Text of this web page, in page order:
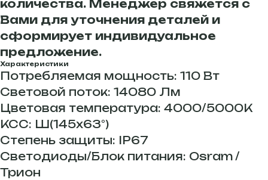
количества. Менеджер свяжется с
Вами для уточнения деталей и
сформирует индивидуальное
предложение.
Характеристики
Потребляемая мощность: 110 Вт
Световой поток: 14080 Лм
Цветовая температура: 4000/5000К
КСС: Ш(145x63°)
Степень защиты: IP67
Светодиоды/Блок питания: Osram /
Трион